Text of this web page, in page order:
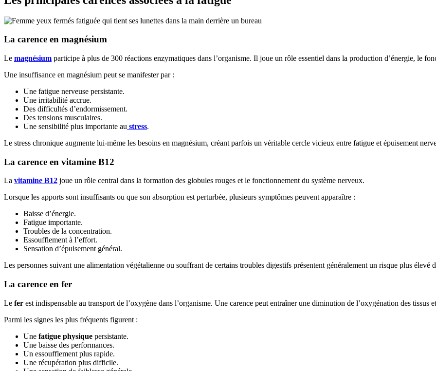
La carence en magnésium
Le magnésium participe à plus de 300 réactions enzymatiques dans l’organisme. Il joue un rôle essentiel dans la production d’énergie, le
Une insuffisance en magnésium peut se manifester par :
Une fatigue nerveuse persistante.
Une irritabilité accrue.
Des difficultés d’endormissement.
Des tensions musculaires.
Une sensibilité plus importante au stress.
Le stress chronique augmente lui-même les besoins en magnésium, créant parfois un véritable cercle vicieux entre fatigue et épuisement
La carence en vitamine B12
La vitamine B12 joue un rôle central dans la formation des globules rouges et le fonctionnement du système nerveux.
Lorsque les apports sont insuffisants ou que son absorption est perturbée, plusieurs symptômes peuvent apparaître :
Baisse d’énergie.
Fatigue importante.
Troubles de la concentration.
Essoufflement à l’effort.
Sensation d’épuisement général.
Les personnes suivant une alimentation végétalienne ou souffrant de certains troubles digestifs présentent généralement un risque plus élevé
La carence en fer
Le fer est indispensable au transport de l’oxygène dans l’organisme. Une carence peut entraîner une diminution de l’oxygénation des tissus
Parmi les signes les plus fréquents figurent :
Une fatigue physique persistante.
Une baisse des performances.
Un essoufflement plus rapide.
Une récupération plus difficile.